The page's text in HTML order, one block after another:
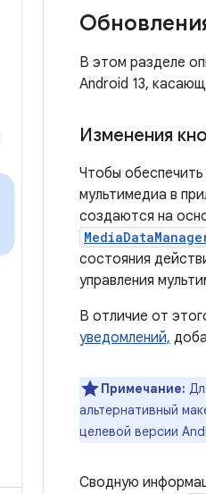
В этом разделе
Android 13,
Изменения
Чтобы
мультимедиа в
создаются на
состояния
управления
В отличие от
уведомлений,
Примечание:
альтернативный
целевой версии
Сводную